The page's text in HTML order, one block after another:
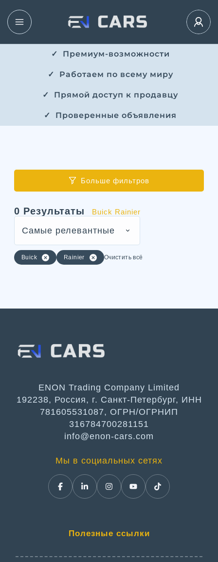
✓ ​​ Премиум-возможности
✓ ​ Работаем по всему миру
✓ ​ Прямой доступ к продавцу
✓ ​ Проверенные объявления
Больше фильтров
0 Результаты Buick Rainier
Самые релевантные
Buick Rainier Очистить всё
ENON Trading Company Limited
192238, Россия, г. Санкт-Петербург, ИНН
781605531087, ОГРН/ОГРНИП
316784700281151
info@enon-cars.com
Мы в социальных сетях
Полезные ссылки